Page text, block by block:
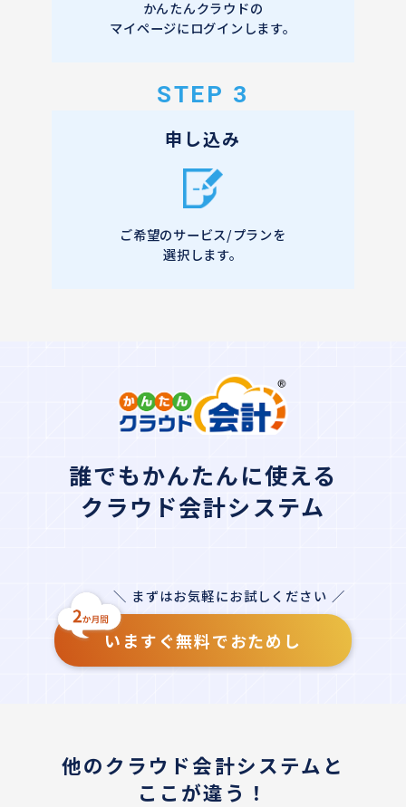
かんたんクラウドの
マイページにログインします。
STEP 3
申し込み
ご希望のサービス/プランを
選択します。
誰でもかんたんに使える
クラウド会計システム
＼ まずはお気軽にお試しください ／
いますぐ無料でおためし
他のクラウド会計システムと
ここが違う！